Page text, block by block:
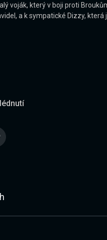
voják, který v boji proti
a k sympatické Dizzy, která